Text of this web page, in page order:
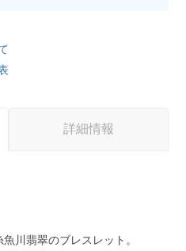
詳細情報
川翡翠のブレスレット。